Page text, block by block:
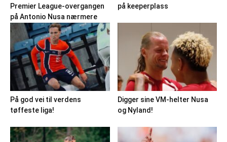
Premier League-overgangen
på Antonio Nusa nærmere
på keeperplass
På god vei til verdens
tøffeste liga!
Digger sine VM-helter Nusa
og Nyland!